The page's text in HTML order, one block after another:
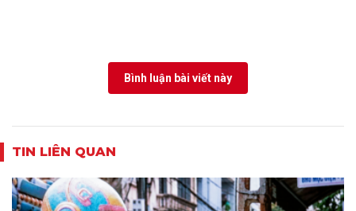
Bình luận bài viết này
TIN LIÊN QUAN